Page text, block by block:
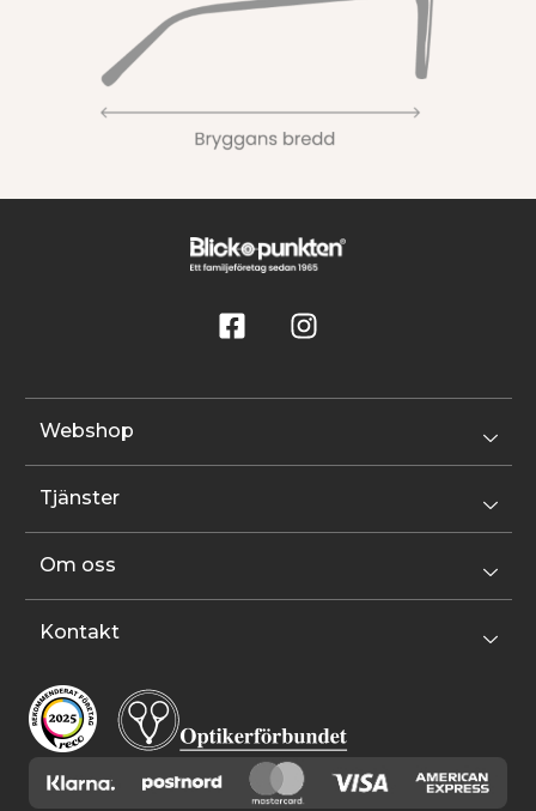
Webshop
Tjänster
Om oss
Kontakt